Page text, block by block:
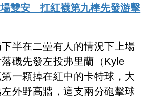
雙安 扛紅襪第九棒先發游擊
半在二壘有人的情況下上場
磯先發左投弗里蘭（Kyle
一顆掉在紅中的卡特球，大
外野高牆，這支兩分砲擊球